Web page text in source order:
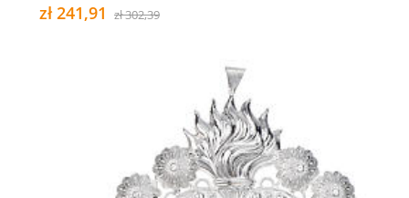
zł 241,91 zł 302,39